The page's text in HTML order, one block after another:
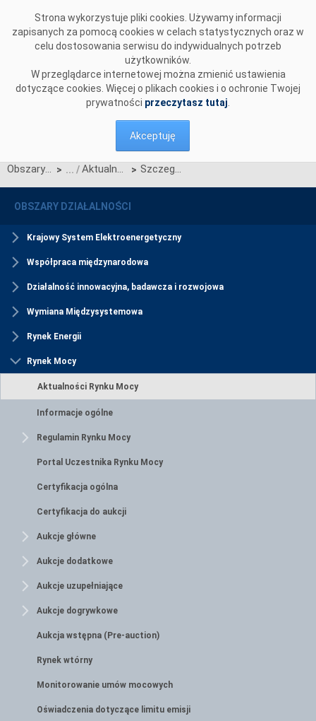
Strona wykorzystuje pliki cookies. Używamy informacji
zapisanych za pomocą cookies w celach statystycznych oraz w
celu dostosowania serwisu do indywidualnych potrzeb
użytkowników.
W przeglądarce internetowej można zmienić ustawienia
dotyczące cookies. Więcej o plikach cookies i o ochronie Twojej
prywatności przeczytasz tutaj
Akceptuję
Obszary działalności > Aktualności Rynku Mocy > Szczegółowy harmonogram certyfikacji ogólnej w 2022 r.
OBSZARY DZIAŁALNOŚCI
Krajowy System Elektroenergetyczny
Współpraca międzynarodowa
Działalność innowacyjna, badawcza i rozwojowa
Wymiana Międzysystemowa
Rynek Energii
Rynek Mocy
Aktualności Rynku Mocy
Informacje ogólne
Regulamin Rynku Mocy
Portal Uczestnika Rynku Mocy
Certyfikacja ogólna
Certyfikacja do aukcji
Aukcje główne
Aukcje dodatkowe
Aukcje uzupełniające
Aukcje dogrywkowe
Aukcja wstępna (Pre-auction)
Rynek wtórny
Monitorowanie umów mocowych
Oświadczenia dotyczące limitu emisji